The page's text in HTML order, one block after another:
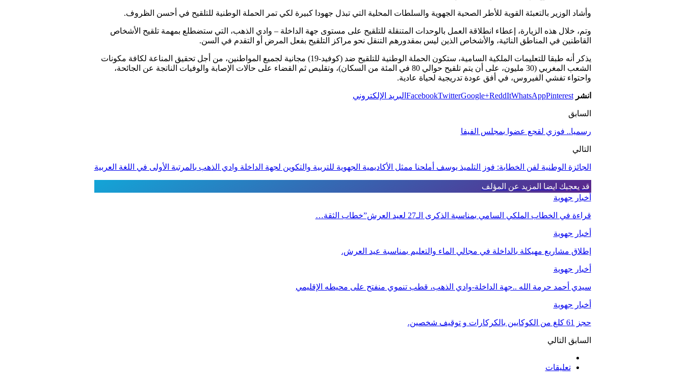
وأشاد الوزير بالتعبئة القوية للأطر الصحية الجهوية والسلطات المحلية التي تبذل جهودا كبيرة لكي تمر الحملة الوطنية للتلقيح في أحسن الظروف.
وتم، خلال هذه الزيارة، إعطاء انطلاقة العمل بالوحدات المتنقلة للتلقيح على مستوى جهة الداخلة – وادي الذهب، التي ستضطلع بمهمة تلقيح الأشخاص
القاطنين في المناطق النائية، والأشخاص الذين ليس بمقدورهم التنقل نحو مراكز التلقيح بفعل المرض أو التقدم في السن.
يذكر أنه طبقا للتعليمات الملكية السامية، ستكون الحملة الوطنية للتلقيح ضد (كوفيد-19) مجانية لجميع المواطنين، من أجل تحقيق المناعة لكافة مكونات
الشعب المغربي (30 مليون، على أن يتم تلقيح حوالي 80 في المئة من السكان)، وتقليص ثم القضاء على حالات الإصابة والوفيات الناتجة عن الجائحة،
واحتواء تفشي الفيروس، في أفق عودة تدريجية لحياة عادية.
انشر FacebookTwitterGoogle+ReddItWhatsAppPinterest البريد الإلكتروني
السابق
رسميا.. فوزي لقجع عضوا بمجلس الفيفا
التالي
الجائزة الوطنية لفن الخطابة: فوز التلميذ يوسف أملحنا ممثل الأكاديمية الجهوية للتربية والتكوين لجهة الداخلة وادي الذهب بالمرتبة الأولى في اللغة العربية
قد يعجبك ايضا المزيد عن المؤلف
أخبار جهوية
قراءة في الخطاب الملكي السامي بمناسبة الذكرى الـ27 لعيد العرش”خطاب الثقة…
أخبار جهوية
إطلاق مشاريع مهيكلة بالداخلة في مجالي الماء والتعليم بمناسبة عيد العرش.
أخبار جهوية
سيدي أحمد حرمة الله ..جهة الداخلة-وادي الذهب، قطب تنموي منفتح على محيطه الإقليمي
أخبار جهوية
حجز 61 كلغ من الكوكايين بالكركارات و توقيف شخصين.
السابق التالي
تعليقات